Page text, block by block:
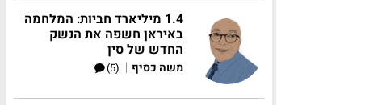
1.4 מיליארד חביות: המלחמה
באיראן חשפה את הנשק
החדש של סין
משה כסיף |
(5)